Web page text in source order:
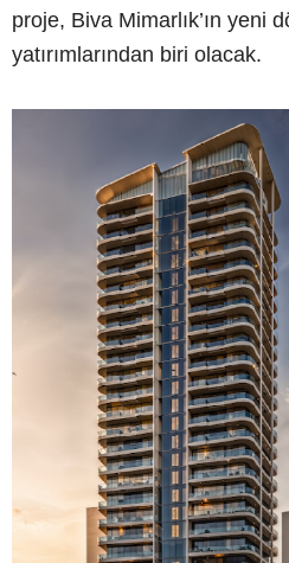
proje, Biva Mimarlık’ın yeni
yatırımlarından biri olacak.